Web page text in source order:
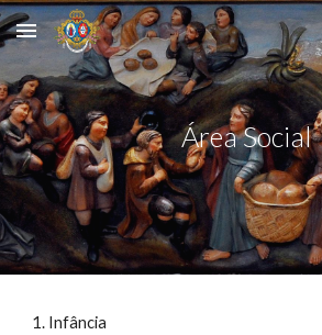
Skip to main content
Área Social
1. Infância